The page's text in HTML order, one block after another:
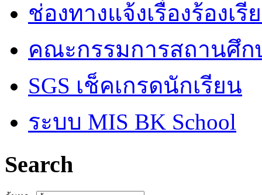
ช่องทางแจ้งเรื่องร้องเ
คณะกรรมการสถานศึก
SGS เช็คเกรดนักเรียน
ระบบ MIS BK School
Search